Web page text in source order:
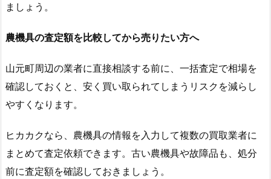
ましょう。
農機具の査定額を比較してから売りたい方へ
山元町周辺の業者に直接相談する前に、一括査定で相場を
確認しておくと、安く買い取られてしまうリスクを減らし
やすくなります。
ヒカカクなら、農機具の情報を入力して複数の買取業者に
まとめて査定依頼できます。古い農機具や故障品も、処分
前に査定額を確認しておきましょう。